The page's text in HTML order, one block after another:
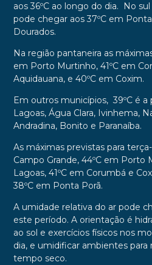
aos 36ºC ao longo do dia.
No
pode chegar aos 37ºC em
Dourados.
Na região pantaneira as
em Porto Murtinho, 41ºC em
Aquidauana, e 40ºC em Coxim.
Em outros municípios, 39ºC é a
Lagoas, Água Clara, Ivinhema,
Andradina, Bonito e Paranaíba.
As máximas previstas para
Campo Grande, 44ºC em Porto
Lagoas, 41ºC em Corumbá e
38ºC em Ponta Porã.
A umidade relativa do ar pode
este período. A orientação é
ao sol e exercícios físicos nos
dia, e umidificar ambientes
tempo seco.